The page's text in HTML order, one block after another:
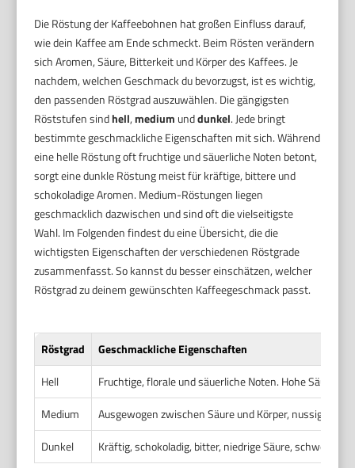
Die Röstung der Kaffeebohnen hat großen Einfluss darauf,
wie dein Kaffee am Ende schmeckt. Beim Rösten verändern
sich Aromen, Säure, Bitterkeit und Körper des Kaffees. Je
nachdem, welchen Geschmack du bevorzugst, ist es wichtig,
den passenden Röstgrad auszuwählen. Die gängigsten
Röststufen sindhell,medium unddunkel. Jede bringt
bestimmte geschmackliche Eigenschaften mit sich. Während
eine helle Röstung oft fruchtige und säuerliche Noten betont,
sorgt eine dunkle Röstung meist für kräftige, bittere und
schokoladige Aromen. Medium-Röstungen liegen
geschmacklich dazwischen und sind oft die vielseitigste
Wahl. Im Folgenden findest du eine Übersicht, die die
wichtigsten Eigenschaften der verschiedenen Röstgrade
zusammenfasst. So kannst du besser einschätzen, welcher
Röstgrad zu deinem gewünschten Kaffeegeschmack passt.
Röstgrad
Geschmackliche Eigenschaften
Hell
Fruchtige, florale und säuerliche Noten. Hohe Säure,
Medium
Ausgewogen zwischen Säure und Körper, nussige und
Dunkel
Kräftig, schokoladig, bitter, niedrige Säure, schwererer